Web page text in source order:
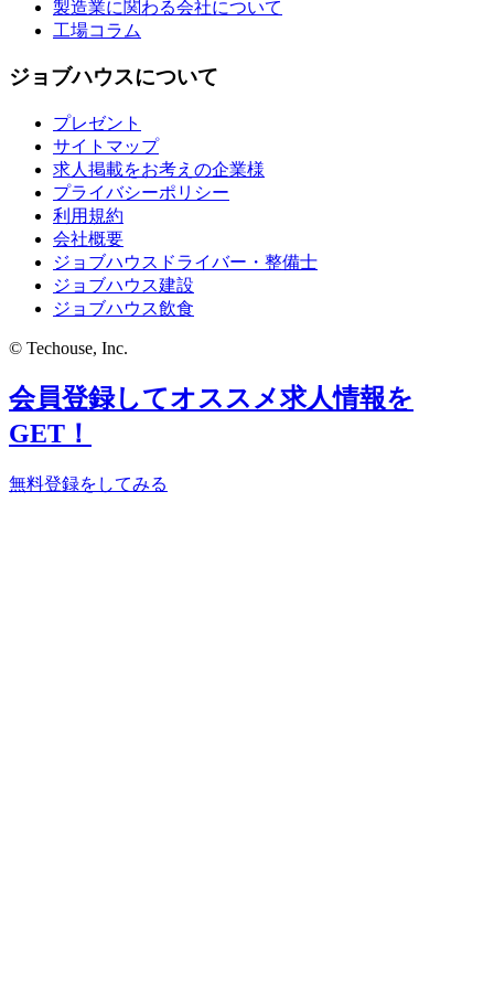
製造業に関わる会社について
工場コラム
ジョブハウスについて
プレゼント
サイトマップ
求人掲載をお考えの企業様
プライバシーポリシー
利用規約
会社概要
ジョブハウスドライバー・整備士
ジョブハウス建設
ジョブハウス飲食
© Techouse, Inc.
会員登録してオススメ求人情報を
GET！
無料登録をしてみる